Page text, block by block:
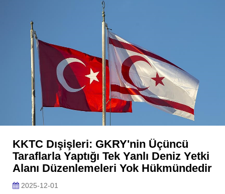
KKTC Dışişleri: GKRY'nin Üçüncü
Taraflarla Yaptığı Tek Yanlı Deniz Yetki
Alanı Düzenlemeleri Yok Hükmündedir
2025-12-01